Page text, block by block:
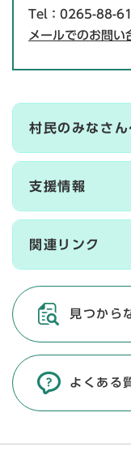
Tel：0265-88-
メールでのお問い
村民のみなさん
支援情報
関連リンク
見つから
よくある